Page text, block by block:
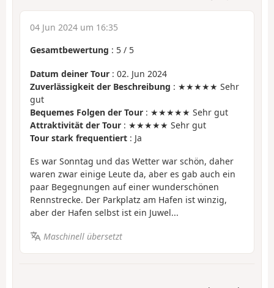
04 Jun 2024 um 16:35
Gesamtbewertung : 5 / 5
Datum deiner Tour : 02. Jun 2024
Zuverlässigkeit der Beschreibung : ★★★★★ Sehr
gut
Bequemes Folgen der Tour : ★★★★★ Sehr gut
Attraktivität der Tour : ★★★★★ Sehr gut
Tour stark frequentiert : Ja
Es war Sonntag und das Wetter war schön, daher
waren zwar einige Leute da, aber es gab auch ein
paar Begegnungen auf einer wunderschönen
Rennstrecke. Der Parkplatz am Hafen ist winzig,
aber der Hafen selbst ist ein Juwel...
Maschinell übersetzt